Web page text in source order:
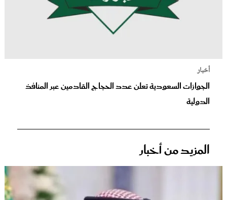
أخبار
الجوازات السعودية تعلن عدد الحجاج القادمين عبر المنافذ
الدولية
المزيد من أخبار